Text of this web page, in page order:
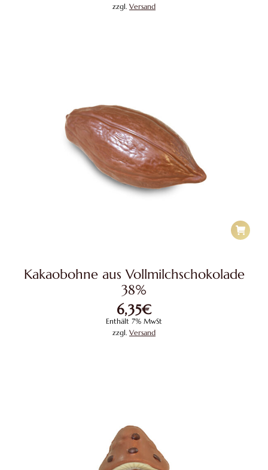
zzgl. Versand
Kakaobohne aus Vollmilchschokolade
38%
6,35€
Enthält 7% MwSt
zzgl. Versand